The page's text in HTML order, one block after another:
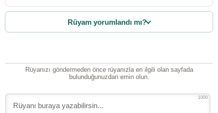
Rüyam yorumlandı mı?
Rüyanızı göndermeden önce rüyanızla en ilgili olan sayfada
bulunduğunuzdan emin olun.
1000